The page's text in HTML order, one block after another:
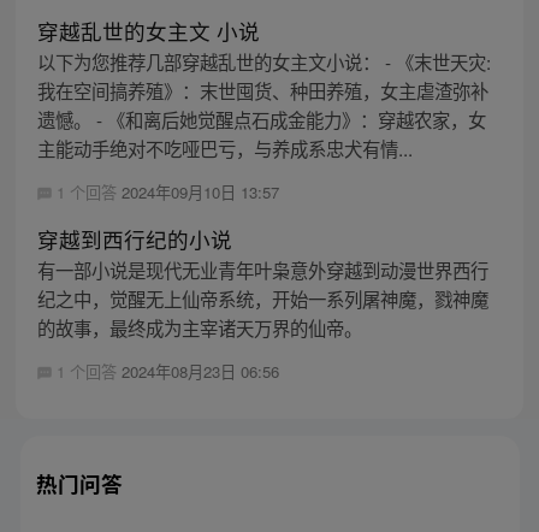
穿越乱世的女主文 小说
以下为您推荐几部穿越乱世的女主文小说： - 《末世天灾:
我在空间搞养殖》：末世囤货、种田养殖，女主虐渣弥补
遗憾。 - 《和离后她觉醒点石成金能力》：穿越农家，女
主能动手绝对不吃哑巴亏，与养成系忠犬有情...
1 个回答 2024年09月10日 13:57
穿越到西行纪的小说
有一部小说是现代无业青年叶枭意外穿越到动漫世界西行
纪之中，觉醒无上仙帝系统，开始一系列屠神魔，戮神魔
的故事，最终成为主宰诸天万界的仙帝。
1 个回答 2024年08月23日 06:56
热门问答